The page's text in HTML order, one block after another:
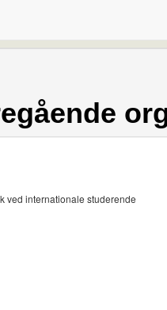
ved internationale studerende